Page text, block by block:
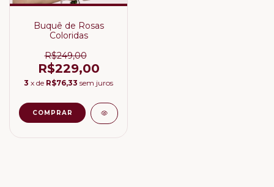
Buquê de Rosas
Coloridas
R$249,00
R$229,00
3 x de R$76,33 sem juros